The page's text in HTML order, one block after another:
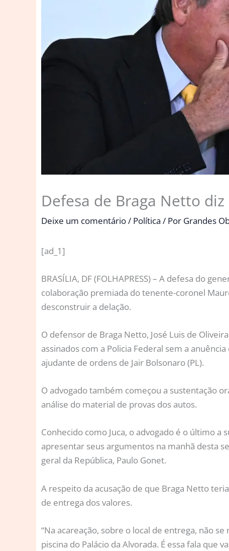
Defesa de Braga Netto
Deixe um comentário/ Política / Por Grandes
[ad_1]
BRASÍLIA, DF (FOLHAPRESS) – A defesa do
colaboração premiada do tenente-coronel
desconstruir a delação.
O defensor de Braga Netto, José Luis de
assinados com a Policia Federal sem a
ajudante de ordens de Jair Bolsonaro (PL).
O advogado também começou a sustentação
análise do material de provas dos autos.
Conhecido como Juca, o advogado é o último
apresentar seus argumentos na manhã desta
geral da República, Paulo Gonet.
A respeito da acusação de que Braga Netto
de entrega dos valores.
“Na acareação, sobre o local de entrega, não
piscina do Palácio da Alvorada. É essa fala que